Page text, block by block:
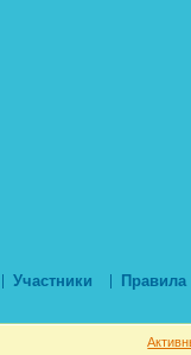
Участники Правила